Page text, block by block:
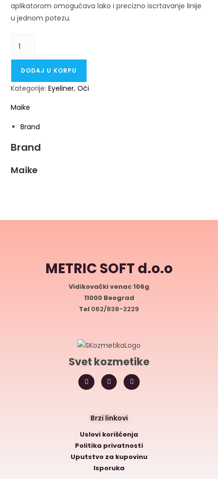
aplikatorom omogućava lako i precizno iscrtavanje linije
u jednom potezu.
DODAJ U KORPU
Kategorije:Eyeliner,Oči
Maike
Brand
Brand
Maike
METRIC SOFT d.o.o
Vidikovački venac 106g
11000 Beograd
Tel 062/838-2229
Svet kozmetike
Brzi linkovi
Uslovi korišćenja
Politika privatnosti
Uputstvo za kupovinu
Isporuka